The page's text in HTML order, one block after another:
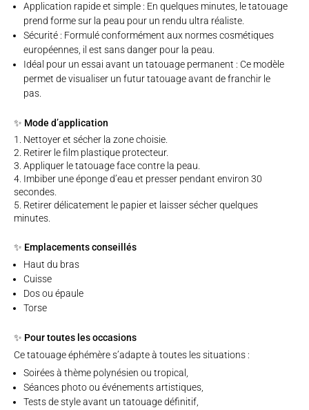
Application rapide et simple : En quelques minutes, le tatouage
prend forme sur la peau pour un rendu ultra réaliste.
Sécurité : Formulé conformément aux normes cosmétiques
européennes, il est sans danger pour la peau.
Idéal pour un essai avant un tatouage permanent : Ce modèle
permet de visualiser un futur tatouage avant de franchir le
pas.
✨ Mode d’application
Nettoyer et sécher la zone choisie.
Retirer le film plastique protecteur.
Appliquer le tatouage face contre la peau.
Imbiber une éponge d’eau et presser pendant environ 30
secondes.
Retirer délicatement le papier et laisser sécher quelques
minutes.
✨ Emplacements conseillés
Haut du bras
Cuisse
Dos ou épaule
Torse
✨ Pour toutes les occasions
Ce tatouage éphémère s’adapte à toutes les situations :
Soirées à thème polynésien ou tropical,
Séances photo ou événements artistiques,
Tests de style avant un tatouage définitif,